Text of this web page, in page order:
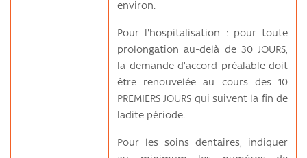
environ.
Pour l'hospitalisation : pour toute
prolongation au-delà de 30 JOURS,
la demande d’accord préalable doit
être renouvelée au cours des 10
PREMIERS JOURS qui suivent la fin de
ladite période.
Pour les soins dentaires, indiquer